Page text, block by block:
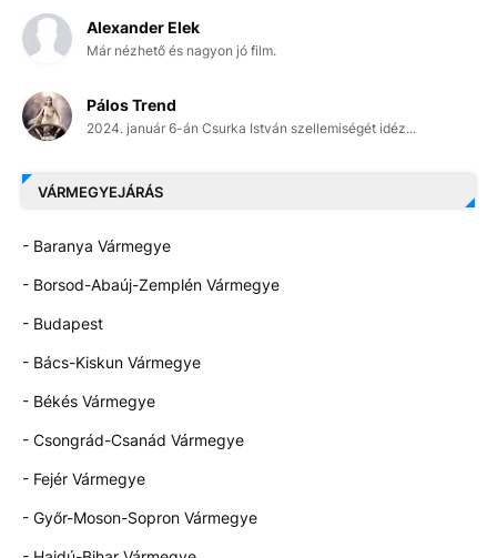
Alexander Elek
Már nézhető és nagyon jó film.
Pálos Trend
2024. január 6-án Csurka István szellemiségét idéz...
VÁRMEGYEJÁRÁS
- Baranya Vármegye
- Borsod-Abaúj-Zemplén Vármegye
- Budapest
- Bács-Kiskun Vármegye
- Békés Vármegye
- Csongrád-Csanád Vármegye
- Fejér Vármegye
- Győr-Moson-Sopron Vármegye